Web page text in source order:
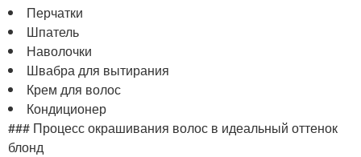
Перчатки
Шпатель
Наволочки
Швабра для вытирания
Крем для волос
Кондиционер
### Процесс окрашивания волос в идеальный оттенок
блонд